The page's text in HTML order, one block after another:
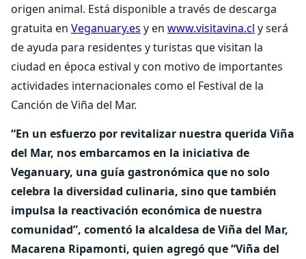
origen animal. Está disponible a través de descarga
gratuita en Veganuary.es y en www.visitavina.cl y será
de ayuda para residentes y turistas que visitan la
ciudad en época estival y con motivo de importantes
actividades internacionales como el Festival de la
Canción de Viña del Mar.
“En un esfuerzo por revitalizar nuestra querida Viña
del Mar, nos embarcamos en la iniciativa de
Veganuary, una guía gastronómica que no solo
celebra la diversidad culinaria, sino que también
impulsa la reactivación económica de nuestra
comunidad”, comentó la alcaldesa de Viña del Mar,
Macarena Ripamonti, quien agregó que “Viña del